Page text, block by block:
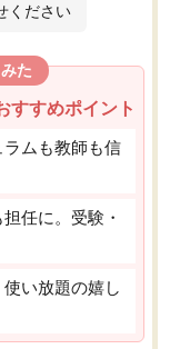
ください
た
すすめポイント
ラムも教師も信
任に。受験・
い放題の嬉し